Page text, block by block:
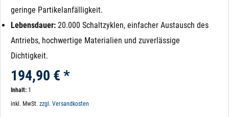
geringe Partikelanfälligkeit.
Lebensdauer: 20.000 Schaltzyklen, einfacher Austausch des
Antriebs, hochwertige Materialien und zuverlässige
Dichtigkeit.
194,90 € *
Inhalt: 1
inkl. MwSt. zzgl. Versandkosten